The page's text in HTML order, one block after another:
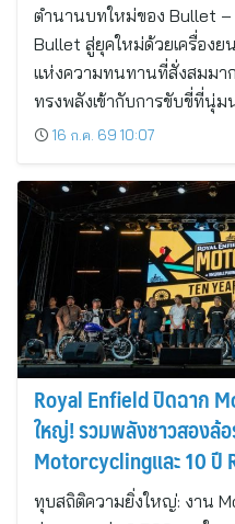
ตำนานบทใหม่ของ Bullet
Bullet สู่ยุคใหม่ด้วยเครื่อง
แห่งความทนทานที่สั่งสมมา
ทรงพลังเข้ากับการขับขี่ที่นุ่
16 ก.ค. 69 10:07
Royal Enfield ปิดฉาก
ใหญ่! รวมพลังชาวสองล้
Motorcyclingและ 10 ปี
ทุบสถิติความยิ่งใหญ่: งาน